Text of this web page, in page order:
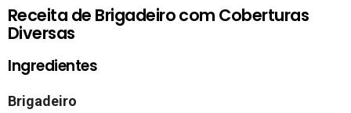
Receita de Brigadeiro com Coberturas
Diversas
Ingredientes
Brigadeiro